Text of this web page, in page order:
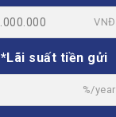
VNĐ
*Lãi suất tiền gửi
%/year